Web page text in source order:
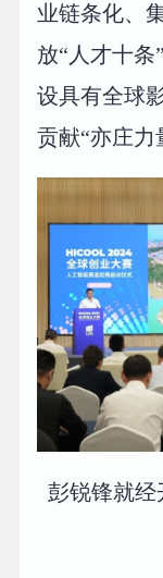
业链条化、
放“人才十条
设具有全球
贡献“亦庄力
彭锐锋就经